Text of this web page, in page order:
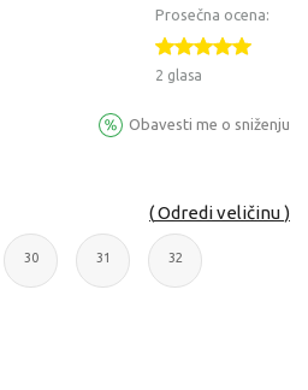
Prosečna ocena:
2 glasa
Obavesti me o sniženju
Odredi veličinu
30 31 32